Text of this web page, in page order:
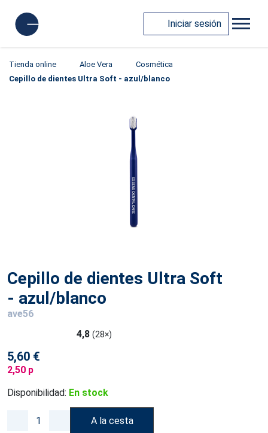
Iniciar sesión
Tienda online Aloe Vera
Cosmética
Cepillo de dientes Ultra Soft - azul/blanco
Cepillo de dientes Ultra Soft
- azul/blanco
ave56
4,8 (28×)
5,60 €
2,50 p
Disponibilidad: En stock
A la cesta